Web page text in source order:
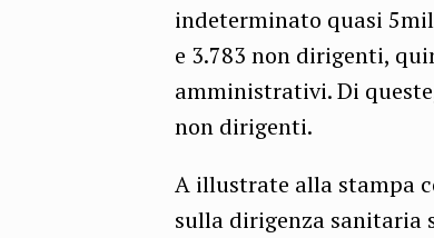
indeterminato quasi
e 3.783 non dirigenti,
amministrativi. Di
non dirigenti.
A illustrate alla stampa
sulla dirigenza sanitaria